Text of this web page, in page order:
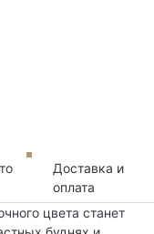
Доставка и
оплата
цвета станет